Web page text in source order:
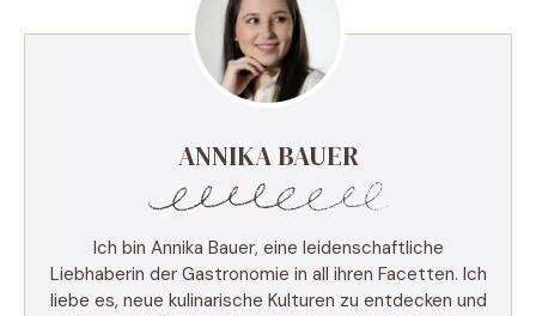
ANNIKA BAUER
Ich bin Annika Bauer, eine leidenschaftliche
Liebhaberin der Gastronomie in all ihren Facetten. Ich
liebe es, neue kulinarische Kulturen zu entdecken und